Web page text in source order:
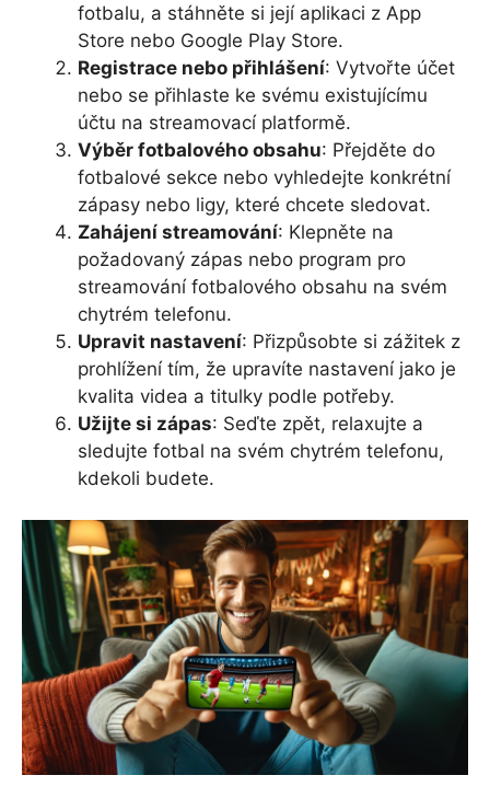
fotbalu, a stáhněte si její aplikaci z App
Store nebo Google Play Store.
Registrace nebo přihlášení: Vytvořte účet
nebo se přihlaste ke svému existujícímu
účtu na streamovací platformě.
Výběr fotbalového obsahu: Přejděte do
fotbalové sekce nebo vyhledejte konkrétní
zápasy nebo ligy, které chcete sledovat.
Zahájení streamování: Klepněte na
požadovaný zápas nebo program pro
streamování fotbalového obsahu na svém
chytrém telefonu.
Upravit nastavení: Přizpůsobte si zážitek z
prohlížení tím, že upravíte nastavení jako je
kvalita videa a titulky podle potřeby.
Užijte si zápas: Seďte zpět, relaxujte a
sledujte fotbal na svém chytrém telefonu,
kdekoli budete.